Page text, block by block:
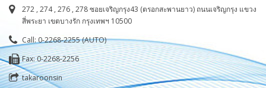
272 , 274 , 276 , 278 ซอยเจริญกรุง43 (ตรอกสะพานยาว) ถนนเจริญกรุง แขวง
สี่พระยา เขตบางรัก กรุงเทพฯ 10500
Call: 0-2268-2255 (AUTO)
Fax: 0-2268-2256
takaroonsin